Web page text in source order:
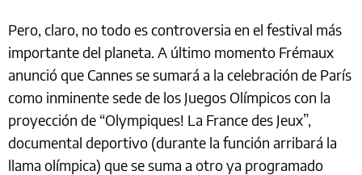
Pero, claro, no todo es controversia en el festival más
importante del planeta. A último momento Frémaux
anunció que Cannes se sumará a la celebración de París
como inminente sede de los Juegos Olímpicos con la
proyección de “Olympiques! La France des Jeux”,
documental deportivo (durante la función arribará la
llama olímpica) que se suma a otro ya programado